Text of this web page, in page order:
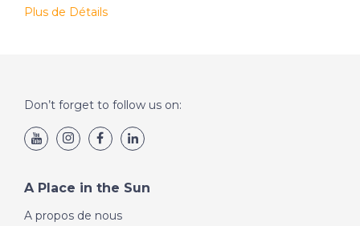
Plus de Détails
Don’t forget to follow us on:
A Place in the Sun
A propos de nous